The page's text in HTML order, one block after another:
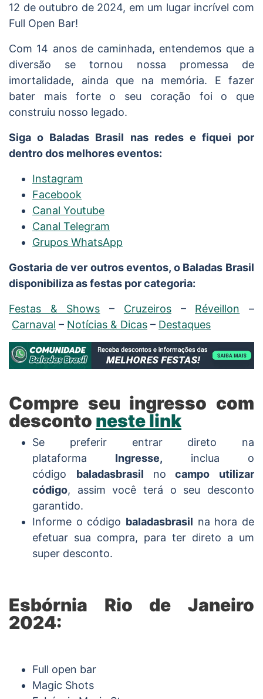
12 de outubro de 2024, em um lugar incrível com
Full Open Bar!
Com 14 anos de caminhada, entendemos que a
diversão se tornou nossa promessa de
imortalidade, ainda que na memória. E fazer
bater mais forte o seu coração foi o que
construiu nosso legado.
Siga o Baladas Brasil nas redes e fiquei por
dentro dos melhores eventos:
Instagram
Facebook
Canal Youtube
Canal Telegram
Grupos WhatsApp
Gostaria de ver outros eventos, o Baladas Brasil
disponibiliza as festas por categoria:
Festas & Shows – Cruzeiros– Réveillon –
Carnaval – Notícias & Dicas – Destaques
Compre seu ingresso com
desconto neste link
Se preferir entrar direto na
plataforma Ingresse, inclua o
código baladasbrasil no campo utilizar
código, assim você terá o seu desconto
garantido.
Informe o código baladasbrasil na hora de
efetuar sua compra, para ter direto a um
super desconto.
Esbórnia Rio de Janeiro
2024:
Full open bar
Magic Shots